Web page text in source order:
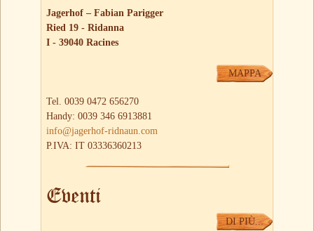
Jagerhof – Fabian Parigger
Ried 19 - Ridanna
I - 39040 Racines
MAPPA
Tel. 0039 0472 656270
Handy: 0039 346 6913881
info@jagerhof-ridnaun.com
P.IVA: IT 03336360213
Eventi
DI PIÙ...